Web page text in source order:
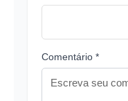
Comentário *